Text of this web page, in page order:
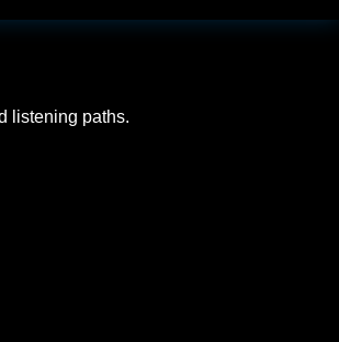
listening paths.